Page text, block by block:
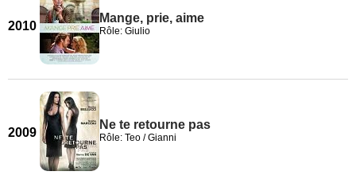
2010
Mange, prie, aime
Rôle: Giulio
2009
Ne te retourne pas
Rôle: Teo / Gianni